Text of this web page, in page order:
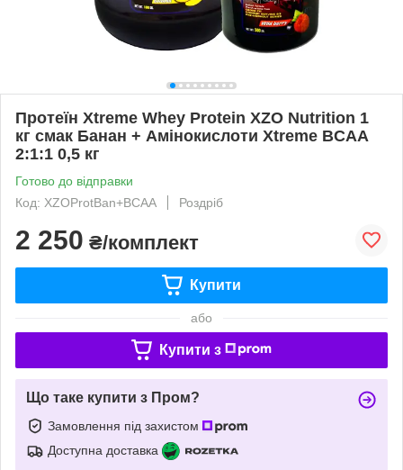
Протеїн Xtreme Whey Protein XZO Nutrition 1
кг смак Банан + Амінокислоти Xtreme BCAA
2:1:1 0,5 кг
Готово до відправки
Код: XZOProtBan+BCAA
Роздріб
2 250 ₴/комплект
Купити
або
Купити з
Що таке купити з Пром?
Замовлення під захистом
Доступна доставка